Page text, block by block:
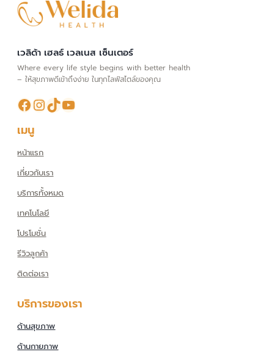
เวลิด้า เฮลธ์ เวลเนส เซ็นเตอร์
Where every life style begins with better health
– ให้สุขภาพดีเข้าถึงง่าย ในทุกไลฟ์สไตล์ของคุณ
Facebook
Instagram
TikTokYouTube
เมนู
หน้าแรก
เกี่ยวกับเรา
บริการทั้งหมด
เทคโนโลยี
โปรโมชั่น
รีวิวลูกค้า
ติดต่อเรา
บริการของเรา
ด้านสุขภาพ
ด้านกายภาพ